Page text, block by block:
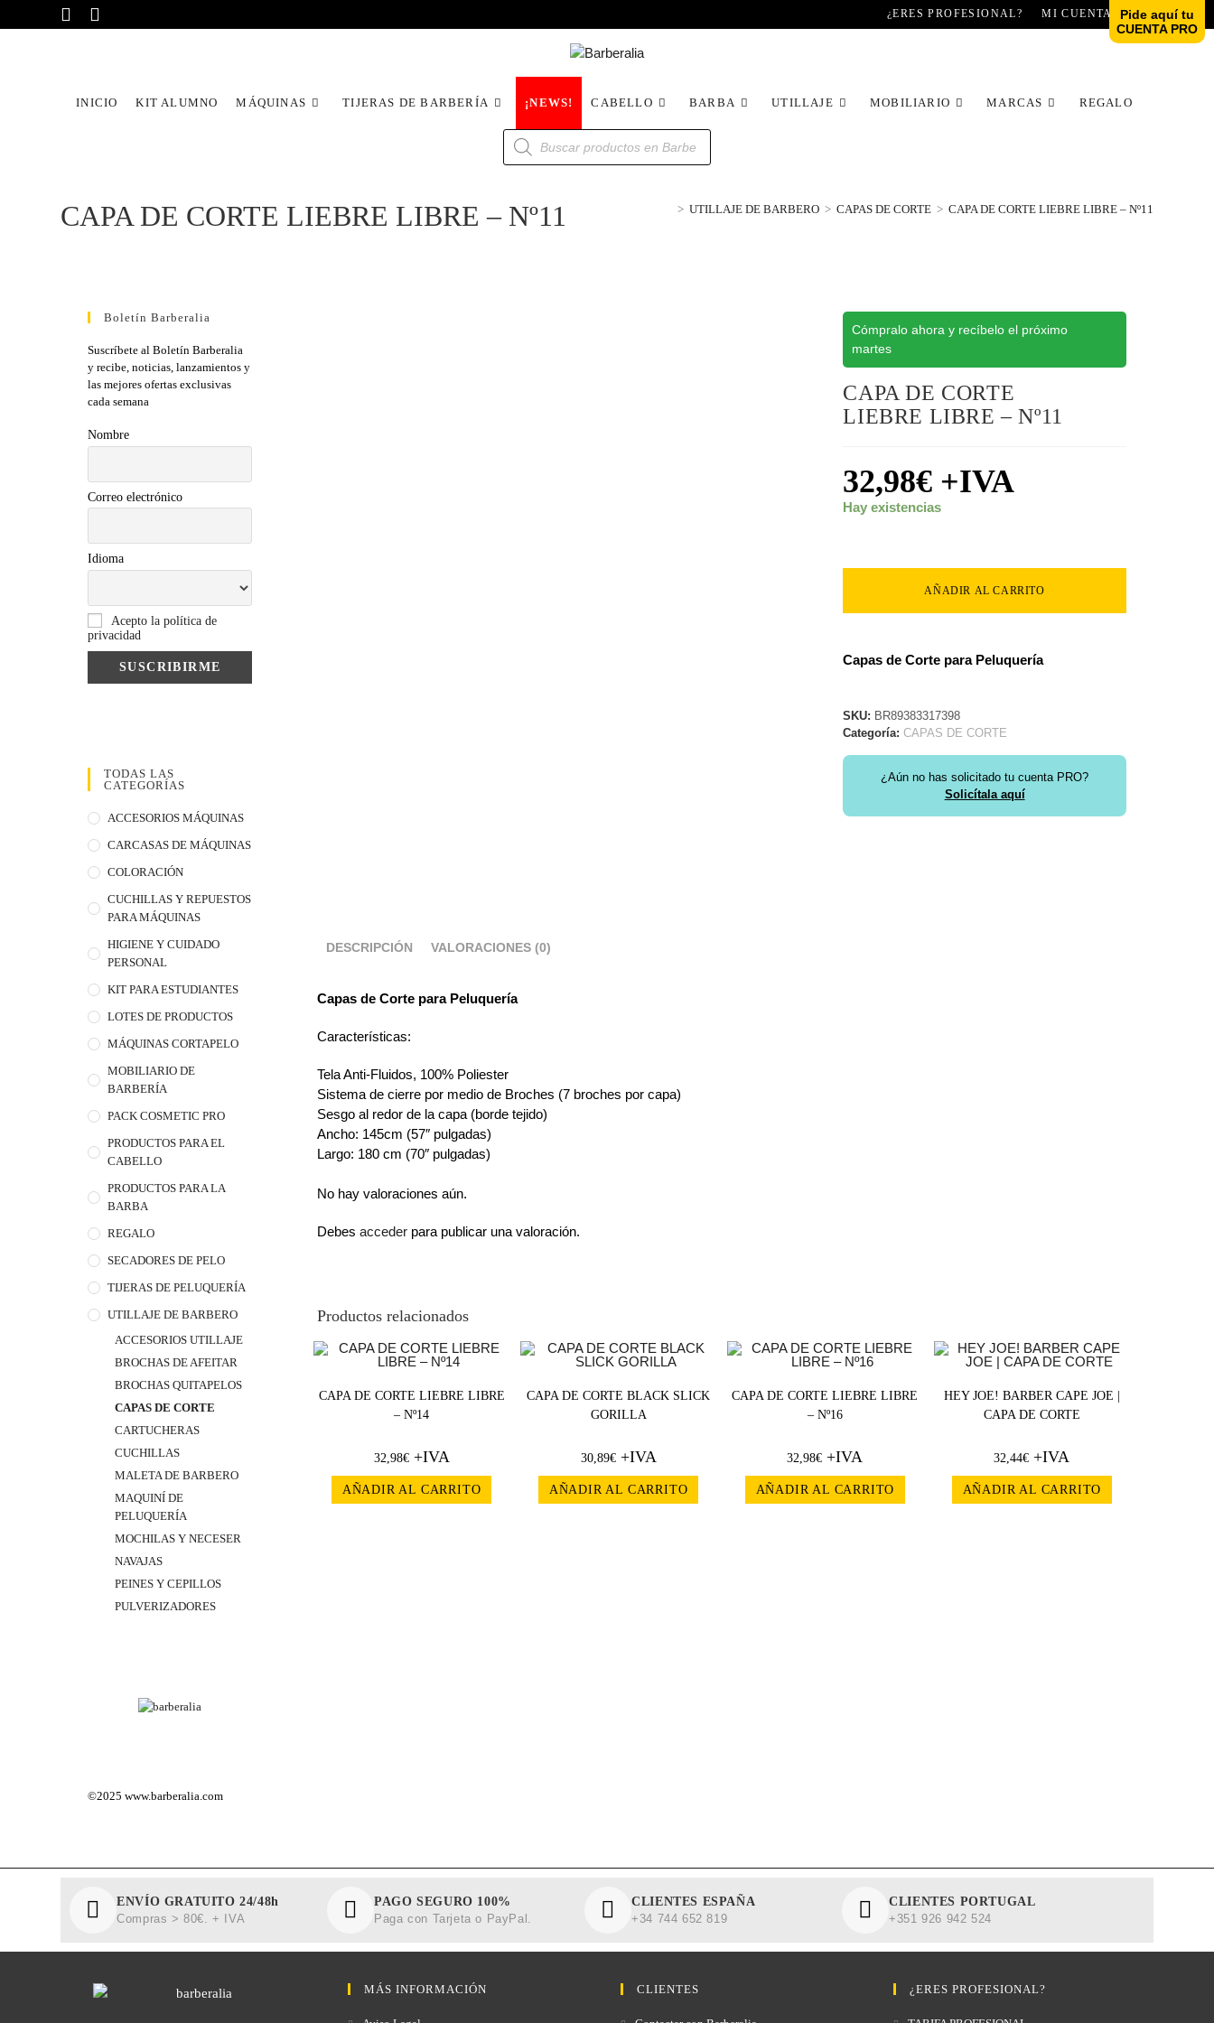
¿ERES PROFESIONAL? MI CUENTA
INICIO KIT ALUMNO MÁQUINAS TIJERAS DE BARBERÍA ¡NEWS! CABELLO BARBA UTILLAJE MOBILIARIO MARCAS REGALO
CAPA DE CORTE LIEBRE LIBRE – Nº11 > UTILLAJE DE BARBERO > CAPAS DE CORTE > CAPA DE CORTE LIEBRE LIBRE – Nº11
Boletín Barberalia
Suscríbete al Boletín Barberalia
y recibe, noticias, lanzamientos y
las mejores ofertas exclusivas
cada semana
Nombre
Correo electrónico
Idioma
Acepto la política de
privacidad
TODAS LAS
CATEGORÍAS
ACCESORIOS MÁQUINAS
CARCASAS DE MÁQUINAS
COLORACIÓN
CUCHILLAS Y REPUESTOS
PARA MÁQUINAS
HIGIENE Y CUIDADO
PERSONAL
KIT PARA ESTUDIANTES
LOTES DE PRODUCTOS
MÁQUINAS CORTAPELO
MOBILIARIO DE
BARBERÍA
PACK COSMETIC PRO
PRODUCTOS PARA EL
CABELLO
PRODUCTOS PARA LA
BARBA
REGALO
SECADORES DE PELO
TIJERAS DE PELUQUERÍA
UTILLAJE DE BARBERO
ACCESORIOS UTILLAJE
BROCHAS DE AFEITAR
BROCHAS QUITAPELOS
CAPAS DE CORTE
CARTUCHERAS
CUCHILLAS
MALETA DE BARBERO
MAQUINÍ DE
PELUQUERÍA
MOCHILAS Y NECESER
NAVAJAS
PEINES Y CEPILLOS
PULVERIZADORES
©2025www.barberalia.com
Cómpralo ahora y recíbelo el próximo
martes
CAPA DE CORTE
LIEBRE LIBRE – Nº11
32,98€ +IVA
Hay existencias
AÑADIR AL CARRITO
Capas de Corte para Peluquería
SKU: BR89383317398
Categoría:CAPAS DE CORTE
¿Aún no has solicitado tu cuenta PRO?
Solicítala aquí
DESCRIPCIÓN VALORACIONES (0)
Capas de Corte para Peluquería
Características:
Tela Anti-Fluidos, 100% Poliester
Sistema de cierre por medio de Broches (7 broches por capa)
Sesgo al redor de la capa (borde tejido)
Ancho: 145cm (57″ pulgadas)
Largo: 180 cm (70″ pulgadas)
No hay valoraciones aún.
Debesacceder para publicar una valoración.
Productos relacionados
CAPA DE CORTE LIEBRE LIBRE
– Nº14
32,98€+IVA
AÑADIR AL CARRITO
CAPA DE CORTE BLACK SLICK
GORILLA
30,89€+IVA
AÑADIR AL CARRITO
CAPA DE CORTE LIEBRE LIBRE
– Nº16
32,98€ +IVA
AÑADIR AL CARRITO
HEY JOE! BARBER CAPE JOE |
CAPA DE CORTE
32,44€ +IVA
AÑADIR AL CARRITO
ENVÍO GRATUITO 24/48h
Compras > 80€. + IVA
PAGO SEGURO 100%
Paga con Tarjeta o PayPal.
CLIENTES ESPAÑA
+34 744 652 819
CLIENTES PORTUGAL
+351 926 942 524
MÁS INFORMACIÓN CLIENTES ¿ERES PROFESIONAL?
Pide aquí tu
CUENTA PRO